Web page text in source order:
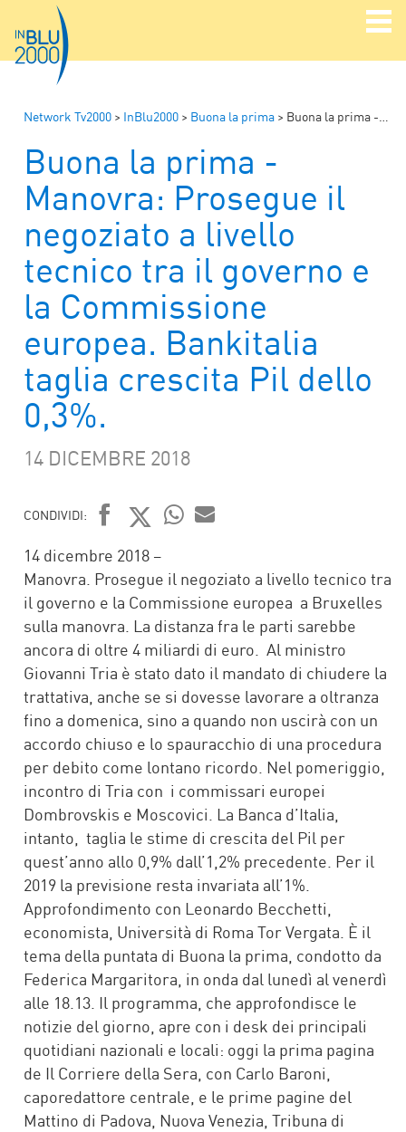
Network Tv2000 > InBlu2000 > Buona la prima > Buona la prima -Manovra: Prosegue il negoziato a livello tecnico tra il governo e la Commissione europea. Bankitalia taglia crescita Pil dello 0,3%.
Buona la prima -
Manovra: Prosegue il
negoziato a livello
tecnico tra il governo e
la Commissione
europea. Bankitalia
taglia crescita Pil dello
0,3%.
14 DICEMBRE 2018
CONDIVIDI:
FACEBOOK
TWITTER
14 dicembre 2018 –
Manovra. Prosegue il negoziato a livello tecnico tra
il governo e la Commissione europea a Bruxelles
sulla manovra. La distanza fra le parti sarebbe
ancora di oltre 4 miliardi di euro. Al ministro
Giovanni Tria è stato dato il mandato di chiudere la
trattativa, anche se si dovesse lavorare a oltranza
fino a domenica, sino a quando non uscirà con un
accordo chiuso e lo spauracchio di una procedura
per debito come lontano ricordo. Nel pomeriggio,
incontro di Tria con i commissari europei
Dombrovskis e Moscovici. La Banca d’Italia,
intanto, taglia le stime di crescita del Pil per
quest’anno allo 0,9% dall’1,2% precedente. Per il
2019 la previsione resta invariata all’1%.
Approfondimento con Leonardo Becchetti,
economista, Università di Roma Tor Vergata. È il
tema della puntata di Buona la prima, condotto da
Federica Margaritora, in onda dal lunedì al venerdì
alle 18.13. Il programma, che approfondisce le
notizie del giorno, apre con i desk dei principali
quotidiani nazionali e locali: oggi la prima pagina
de Il Corriere della Sera, con Carlo Baroni,
caporedattore centrale, e le prime pagine del
Mattino di Padova, Nuova Venezia, Tribuna di